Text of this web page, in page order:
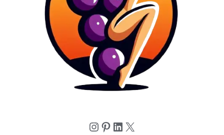
Instagram
Pinterest
LinkedIn
X